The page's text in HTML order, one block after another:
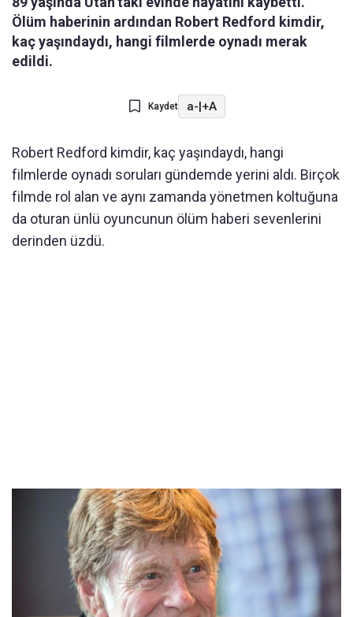
Ölüm haberinin ardından Robert Redford kimdir,
kaç yaşındaydı, hangi filmlerde oynadı merak
edildi.
Kaydet a-|+A
Robert Redford kimdir, kaç yaşındaydı, hangi
filmlerde oynadı soruları gündemde yerini aldı. Birçok
filmde rol alan ve aynı zamanda yönetmen koltuğuna
da oturan ünlü oyuncunun ölüm haberi sevenlerini
derinden üzdü.